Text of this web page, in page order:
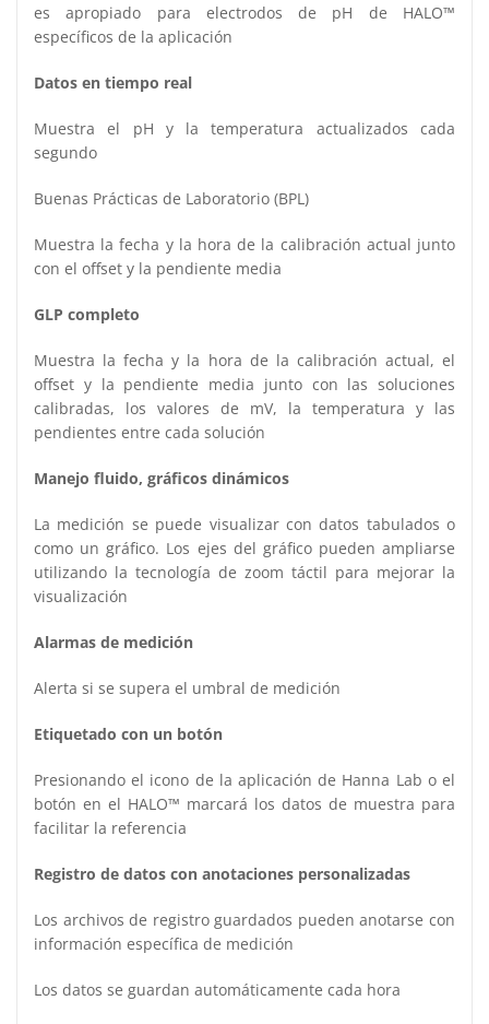
es apropiado para electrodos de pH de HALO™
específicos de la aplicación
Datos en tiempo real
Muestra el pH y la temperatura actualizados cada
segundo
Buenas Prácticas de Laboratorio (BPL)
Muestra la fecha y la hora de la calibración actual junto
con el offset y la pendiente media
GLP completo
Muestra la fecha y la hora de la calibración actual, el
offset y la pendiente media junto con las soluciones
calibradas, los valores de mV, la temperatura y las
pendientes entre cada solución
Manejo fluido, gráficos dinámicos
La medición se puede visualizar con datos tabulados o
como un gráfico. Los ejes del gráfico pueden ampliarse
utilizando la tecnología de zoom táctil para mejorar la
visualización
Alarmas de medición
Alerta si se supera el umbral de medición
Etiquetado con un botón
Presionando el icono de la aplicación de Hanna Lab o el
botón en el HALO™ marcará los datos de muestra para
facilitar la referencia
Registro de datos con anotaciones personalizadas
Los archivos de registro guardados pueden anotarse con
información específica de medición
Los datos se guardan automáticamente cada hora